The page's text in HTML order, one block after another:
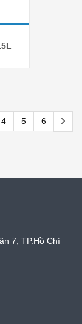
4 5 6
7, TP.Hồ Chí